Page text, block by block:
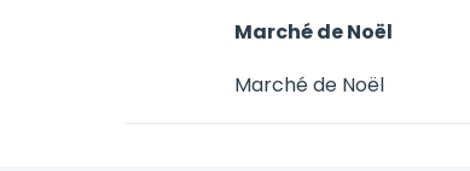
Marché de Noël
Marché de Noël